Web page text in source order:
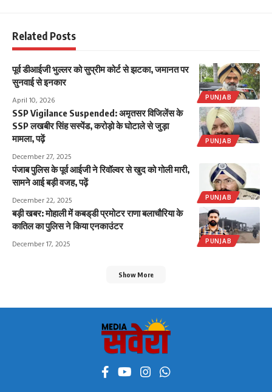
Related Posts
PUNJAB
पूर्व डीआईजी भुल्लर को सुप्रीम कोर्ट से झटका, जमानत पर
सुनवाई से इनकार
April 10, 2026
PUNJAB
SSP Vigilance Suspended: अमृतसर विजिलेंस के
SSP लखबीर सिंह सस्पेंड, करोड़ो के घोटाले से जुड़ा
मामला, पढ़ें
December 27, 2025
PUNJAB
पंजाब पुलिस के पूर्व आईजी ने रिवॉल्वर से खुद को गोली मारी,
सामने आई बड़ी वजह, पढ़ें
December 22, 2025
PUNJAB
बड़ी खबर: मोहाली में कबड्‌डी प्रमोटर राणा बलाचौरिया के
कातिल का पुलिस ने किया एनकाउंटर
December 17, 2025
Show More